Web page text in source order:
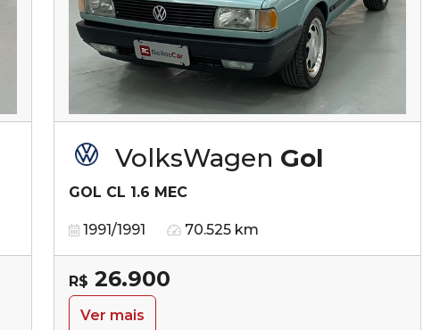
VolksWagen Gol
GOL CL 1.6 MEC
1991/1991 70.525 km
R$ 26.900
Ver mais